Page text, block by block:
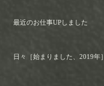
最近のお仕事UPしました
日々［始まりました、2019年］